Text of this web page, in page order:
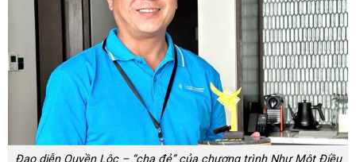
Đạo diễn Quyền Lộc – “cha đẻ” của chương trình Như Một Điều